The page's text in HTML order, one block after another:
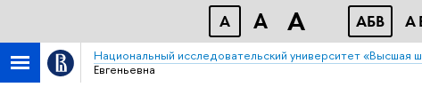
A A A АБB
Национальный исследовательский университет «Высшая
Евгеньевна